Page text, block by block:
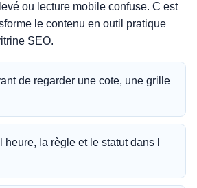
ou lecture mobile confuse. C est
le contenu en outil pratique
SEO.
de regarder une cote, une grille
la règle et le statut dans l